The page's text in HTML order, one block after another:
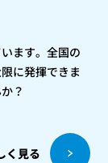
ます。全国の
に発揮できま
？
く見る